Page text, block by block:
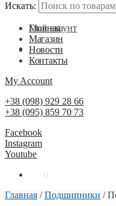
Искать:
Мой акаунт
0₴ 0
Искать:
Главная
Магазин
Новости
Контакты
My Account
+38 (098) 929 28 66
+38 (095) 859 70 73
Facebook
Instagram
Youtube
0
Главная /Подшипники /